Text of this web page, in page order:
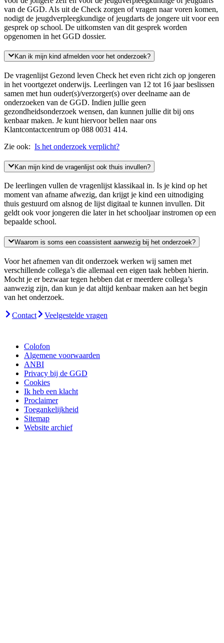
van de GGD. Als uit de Check zorgen of vragen naar voren komen,
nodigt de jeugdverpleegkundige of jeugdarts de jongere uit voor een
gesprek op school. De uitkomsten van dit gesprek worden
opgenomen in het GGD dossier.
Kan ik mijn kind afmelden voor het onderzoek?
De vragenlijst Gezond leven Check het even richt zich op jongeren
in het voortgezet onderwijs. Leerlingen van 12 tot 16 jaar beslissen
samen met hun ouder(s)/verzorger(s) over deelname aan de
onderzoeken van de GGD. Indien jullie geen
gezondheidsonderzoek wensen, dan kunnen jullie dit bij ons
kenbaar maken. Je kunt hiervoor bellen naar ons
Klantcontactcentrum op 088 0031 414.
Zie ook: Is het onderzoek verplicht?
Kan mijn kind de vragenlijst ook thuis invullen?
De leerlingen vullen de vragenlijst klassikaal in. Is je kind op het
moment van afname afwezig, dan krijgt je kind een uitnodiging
thuis gestuurd om alsnog de lijst digitaal te kunnen invullen. Dit
geldt ook voor jongeren die later in het schooljaar instromen op een
bepaalde school.
Waarom is soms een coassistent aanwezig bij het onderzoek?
Voor het afnemen van dit onderzoek werken wij samen met
verschillende collega’s die allemaal een eigen taak hebben hierin.
Mocht je er bezwaar tegen hebben dat er meerdere collega’s
aanwezig zijn, dan kun je dat altijd kenbaar maken aan het begin
van het onderzoek.
Contact Veelgestelde vragen
Colofon
Algemene voorwaarden
ANBI
Privacy bij de GGD
Cookies
Ik heb een klacht
Proclaimer
Toegankelijkheid
Sitemap
Website archief